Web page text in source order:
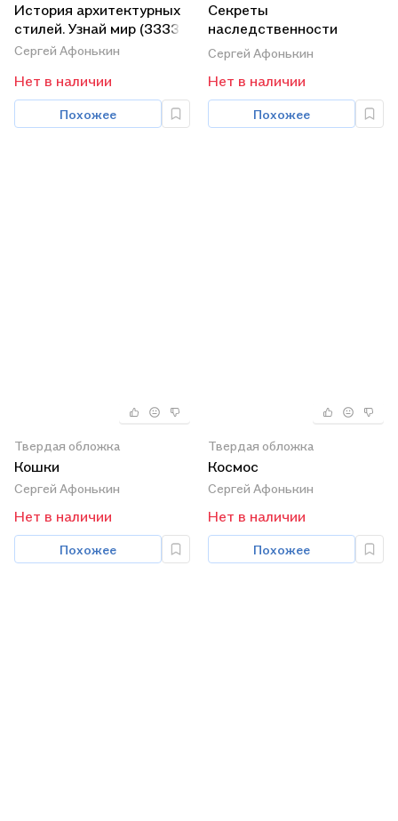
История архитектурных
стилей. Узнай мир (3333)
Сергей Афонькин
Нет в наличии
Похожее
Секреты
наследственности
человека (м) Афонькин
Сергей Афонькин
Нет в наличии
Похожее
Твердая обложка
Кошки
Сергей Афонькин
Нет в наличии
Похожее
Твердая обложка
Космос
Сергей Афонькин
Нет в наличии
Похожее